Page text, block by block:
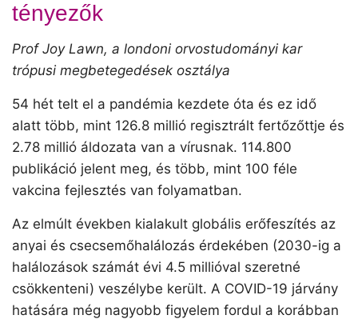
tényezők
Prof Joy Lawn, a londoni orvostudományi kar
trópusi megbetegedések osztálya
54 hét telt el a pandémia kezdete óta és ez idő
alatt több, mint 126.8 millió regisztrált fertőzőttje és
2.78 millió áldozata van a vírusnak. 114.800
publikáció jelent meg, és több, mint 100 féle
vakcina fejlesztés van folyamatban.
Az elmúlt években kialakult globális erőfeszítés az
anyai és csecsemőhalálozás érdekében (2030-ig a
halálozások számát évi 4.5 millióval szeretné
csökkenteni) veszélybe került. A COVID-19 járvány
hatására még nagyobb figyelem fordul a korábban